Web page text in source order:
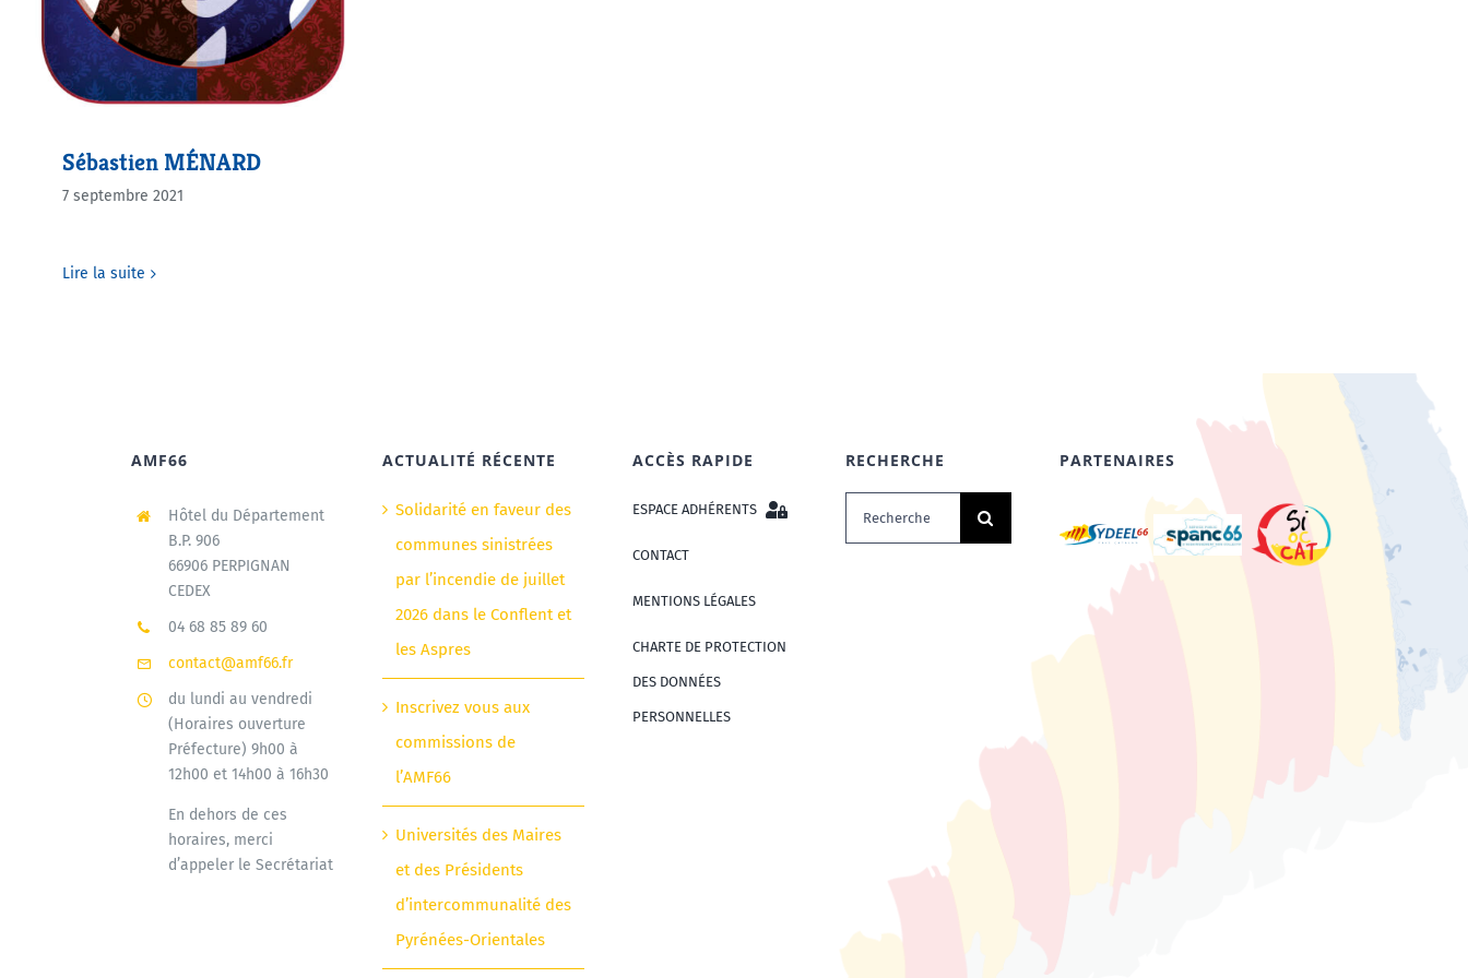
Sébastien MÉNARD
7 septembre 2021
Lire la suite
AMF66
Hôtel du Département
B.P. 906
66906 PERPIGNAN
CEDEX
04 68 85 89 60
contact@amf66.fr
du lundi au vendredi
(Horaires ouverture
Préfecture) 9h00 à
12h00 et 14h00 à 16h30
En dehors de ces
horaires, merci
d’appeler le Secrétariat
ACTUALITÉ RÉCENTE
Solidarité en faveur des
communes sinistrées
par l’incendie de juillet
2026 dans le Conflent et
les Aspres
Inscrivez vous aux
commissions de
l’AMF66
Universités des Maires
et des Présidents
d’intercommunalité des
Pyrénées-Orientales
ACCÈS RAPIDE
ESPACE ADHÉRENTS
CONTACT
MENTIONS LÉGALES
CHARTE DE PROTECTION
DES DONNÉES
PERSONNELLES
RECHERCHE
Rechercher:
PARTENAIRES